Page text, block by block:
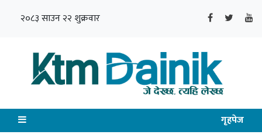
२०८३ साउन २२ शुक्रवार
गृहपेज